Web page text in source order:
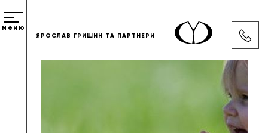
меню
ЯРОСЛАВ ГРИШИН ТА ПАРТНЕРИ